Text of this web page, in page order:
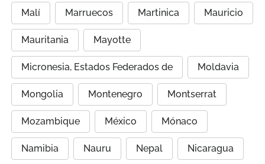
Malí Marruecos Martinica Mauricio
Mauritania Mayotte
Micronesia, Estados Federados de Moldavia
Mongolia Montenegro Montserrat
Mozambique México Mónaco
Namibia Nauru Nepal Nicaragua